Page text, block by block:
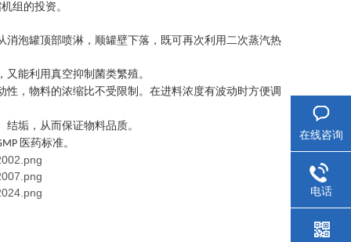
组的投资。
泡罐顶部喷淋，顺罐壁下落，既可再次利用二次蒸汽热
能利用真空抑制菌类繁殖。
，物料的浓缩比不受限制。在进料浓度有波动时方便调
垢，从而保证物料品质。
医药标准。
在线咨询
电话